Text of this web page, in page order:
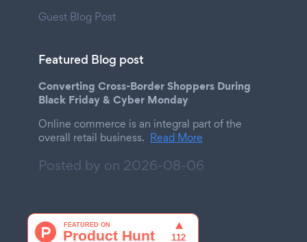
Guest Blog Post
Featured Blog post
Converting Cross-Border Shoppers During
Black Friday & Cyber Monday
Online commerce is an integral part of the
overall retail business. Read More
Posted by on 2026-08-06